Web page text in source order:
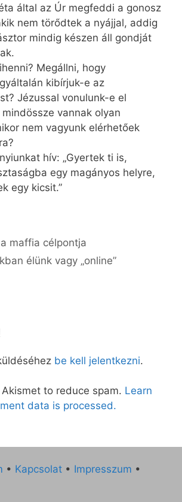
által az Úr megfeddi a gonosz
nem törődtek a nyájjal, addig
mindig készen áll gondját
Megállni, hogy
kibírjuk-e az
Jézussal vonulunk-e el
vannak olyan
nem vagyunk elérhetőek
hív: „Gyertek ti is,
egy magányos helyre,
egy kicsit.”
maffia célpontja
élünk vagy „online”
be kell jelentkezni.
to reduce spam. Learn
data is processed.
• Kapcsolat • Impresszum •